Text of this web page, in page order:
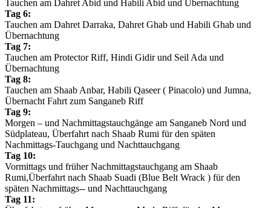
Tauchen am Dahret Abid und Habili Abid und Übernachtung
Tag 6:
Tauchen am Dahret Darraka, Dahret Ghab und Habili Ghab und
Übernachtung
Tag 7:
Tauchen am Protector Riff, Hindi Gidir und Seil Ada und
Übernachtung
Tag 8:
Tauchen am Shaab Anbar, Habili Qaseer ( Pinacolo) und Jumna,
Übernacht Fahrt zum Sanganeb Riff
Tag 9:
Morgen – und Nachmittagstauchgänge am Sanganeb Nord und
Südplateau, Überfahrt nach Shaab Rumi für den späten
Nachmittags-Tauchgang und Nachttauchgang
Tag 10:
Vormittags und früher Nachmittagstauchgang am Shaab
Rumi,Überfahrt nach Shaab Suadi (Blue Belt Wrack ) für den
späten Nachmittags-­‐ und Nachttauchgang
Tag 11: